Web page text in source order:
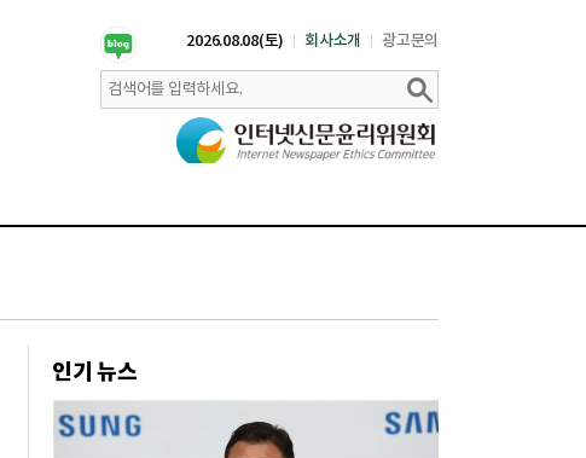
2026.08.08(토) 회사소개 광고문의
인기 뉴스